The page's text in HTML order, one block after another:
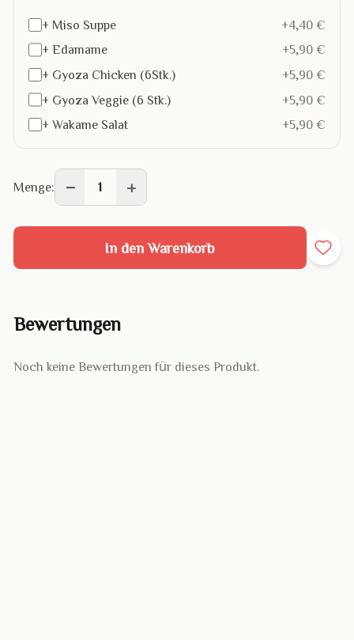
+ Miso Suppe
+4,40 €
+ Edamame
+5,90 €
+ Gyoza Chicken (6Stk.)
+5,90 €
+ Gyoza Veggie (6 Stk.)
+5,90 €
+ Wakame Salat
+5,90 €
Menge: − 1 +
In den Warenkorb
Bewertungen
Noch keine Bewertungen für dieses Produkt.